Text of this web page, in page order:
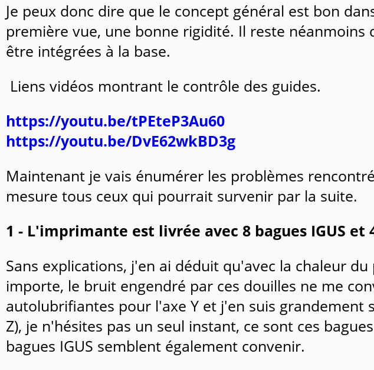
Je peux donc dire que le concept général est bon
première vue, une bonne rigidité. Il reste
être intégrées à la base.
Liens vidéos montrant le contrôle des guides.
https://youtu.be/tPEteP3Au60
https://youtu.be/DvE62wkBD3g
Maintenant je vais énumérer les problèmes
mesure tous ceux qui pourrait survenir par la suite.
1 - L'imprimante est livrée avec 8 bagues IGUS et
Sans explications, j'en ai déduit qu'avec la chaleur
importe, le bruit engendré par ces douilles ne me
autolubrifiantes pour l'axe Y et j'en suis grandement
Z), je n'hésites pas un seul instant, ce sont ces
bagues IGUS semblent également convenir.